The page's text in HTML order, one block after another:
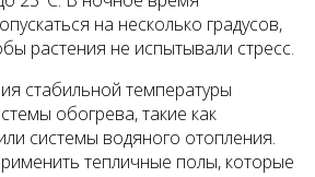
на несколько градусов,
растения не испытывали стресс.
стабильной температуры
обогрева, такие как
системы водяного отопления.
тепличные полы, которые